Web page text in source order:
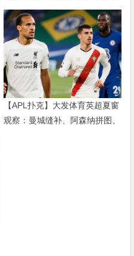
输球，现代足球早已不是“球权
游戏”
【APL扑克】大发体育英超夏窗
观察：曼城缝补、阿森纳拼图、